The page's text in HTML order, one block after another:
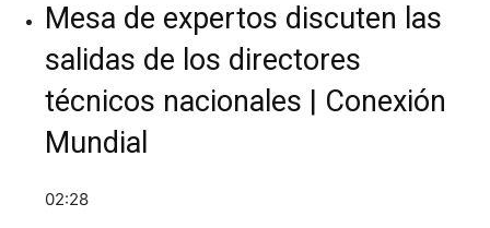
Mesa de expertos discuten las
salidas de los directores
técnicos nacionales | Conexión
Mundial
02:28